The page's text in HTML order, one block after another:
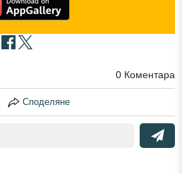
0 Коментара
Споделяне